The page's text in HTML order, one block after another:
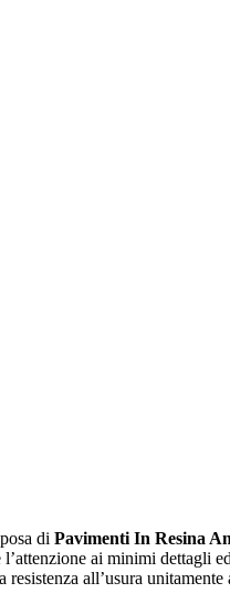
di Pavimenti In Resina
ai minimi
all’usura